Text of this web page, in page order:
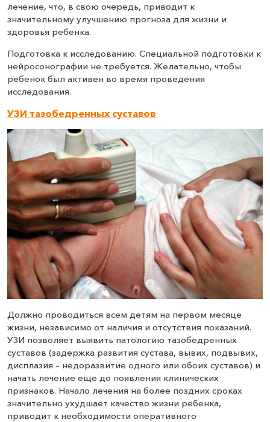
лечение, что, в свою очередь, приводит к
значительному улучшению прогноза для жизни и
здоровья ребенка.
Подготовка к исследованию. Специальной подготовки к
нейросонографии не требуется. Желательно, чтобы
ребенок был активен во время проведения
исследования.
УЗИ тазобедренных суставов
Должно проводиться всем детям на первом месяце
жизни, независимо от наличия и отсутствия показаний.
УЗИ позволяет выявить патологию тазобедренных
суставов (задержка развития сустава, вывих, подвывих,
дисплазия – недоразвитие одного или обоих суставов) и
начать лечение еще до появления клинических
признаков. Начало лечения на более поздних сроках
значительно ухудшает качество жизни ребенка,
приводит к необходимости оперативного